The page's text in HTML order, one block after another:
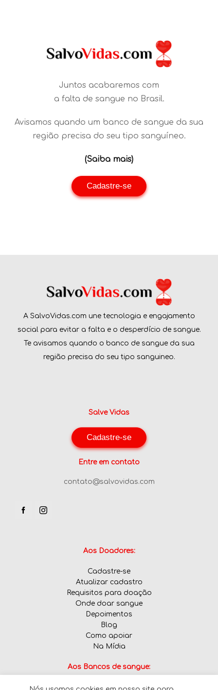
Juntos acabaremos com
a falta de sangue no Brasil.
Avisamos quando um banco de sangue da sua
região precisa do seu tipo sanguíneo.
(Saiba mais)
Cadastre-se
A SalvoVidas.com une tecnologia e engajamento
social para evitar a falta e o desperdício de sangue.
Te avisamos quando o banco de sangue da sua
região precisa do seu tipo sanguineo.
Salve Vidas
Cadastre-se
Entre em contato
contato@salvovidas.com
Aos Doadores:
Cadastre-se
Atualizar cadastro
Requisitos para doação
Onde doar sangue
Depoimentos
Blog
Como apoiar
Na Mídia
Aos Bancos de sangue: